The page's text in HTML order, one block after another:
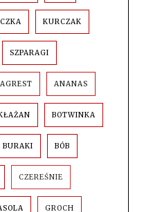
KURCZAK
SZPARAGI
AGREST ANANAS
BOTWINKA
BURAKI BÓB
CZEREŚNIE
GROCH